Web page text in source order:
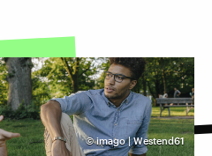
©imago | Westend61